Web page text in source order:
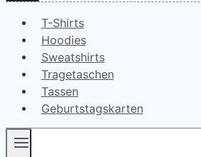
T-Shirts
Hoodies
Sweatshirts
Tragetaschen
Tassen
Geburtstagskarten